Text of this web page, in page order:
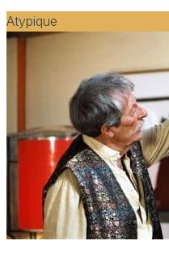
Atypique